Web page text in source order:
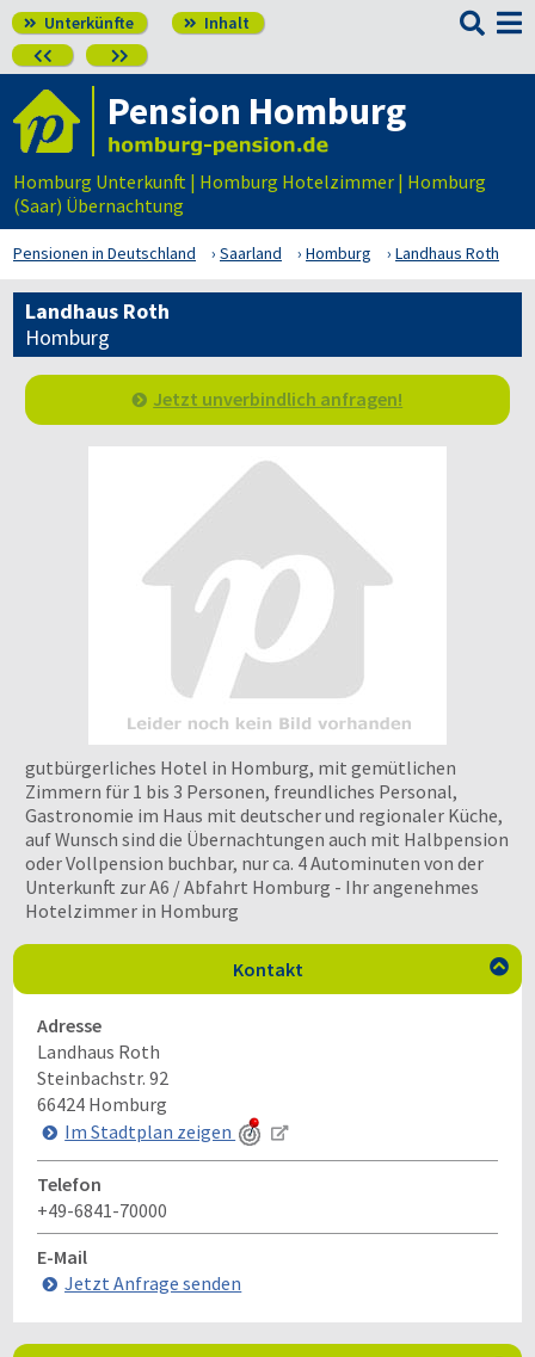
 Unterkünfte  Inhalt
 

Pension Homburg
Homburg Unterkunft | Homburg Hotelzimmer | Homburg
(Saar) Übernachtung
Pensionen in Deutschland Saarland Homburg Landhaus Roth
Landhaus Roth
Homburg
Jetzt unverbindlich anfragen!
gutbürgerliches Hotel in Homburg, mit gemütlichen
Zimmern für 1 bis 3 Personen, freundliches Personal,
Gastronomie im Haus mit deutscher und regionaler Küche,
auf Wunsch sind die Übernachtungen auch mit Halbpension
oder Vollpension buchbar, nur ca. 4 Autominuten von der
Unterkunft zur A6 / Abfahrt Homburg - Ihr angenehmes
Hotelzimmer in Homburg
Kontakt 
Adresse
Landhaus Roth
Steinbachstr. 92
66424 Homburg
Im Stadtplan zeigen
Telefon
+49-6841-70000
E-Mail
Jetzt Anfrage senden